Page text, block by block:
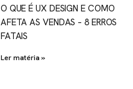
O QUE É UX DESIGN E COMO
AFETA AS VENDAS – 8 ERROS
FATAIS
Ler matéria »